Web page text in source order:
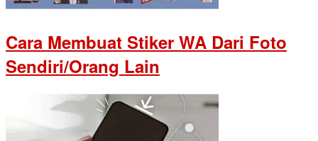
Cara Membuat Stiker WA Dari Foto
Sendiri/Orang Lain